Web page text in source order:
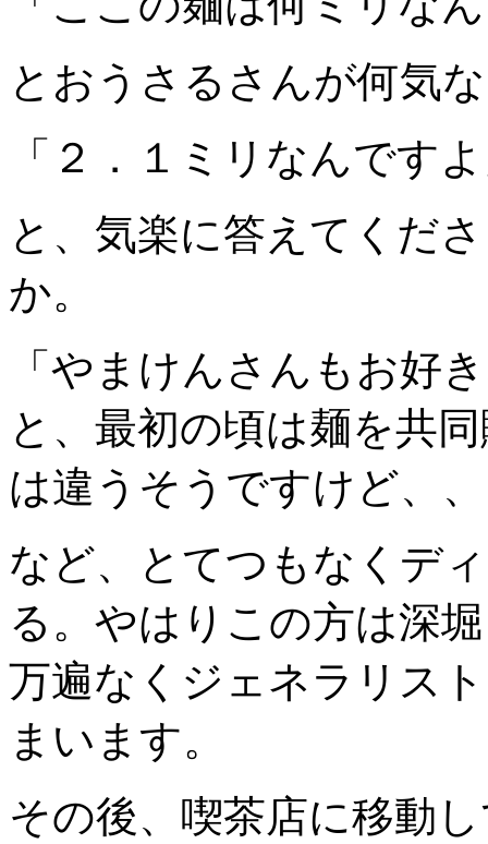
とおうさるさんが何気
「２．１ミリなんです
と、気楽に答えてくだ
か。
「やまけんさんもお好
と、最初の頃は麺を共
は違うそうですけど、
など、とてつもなくデ
る。やはりこの方は深
万遍なくジェネラリス
まいます。
その後、喫茶店に移動